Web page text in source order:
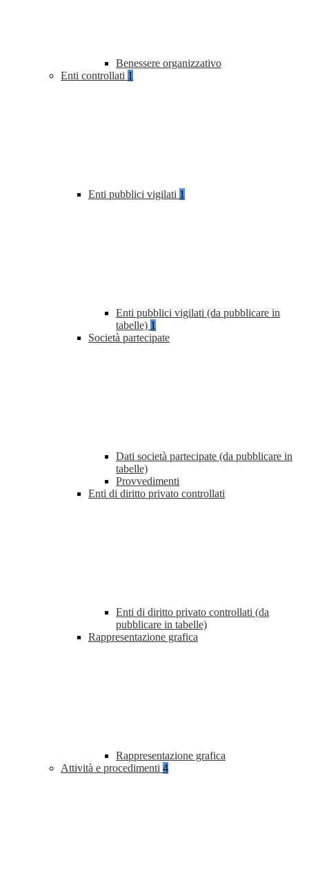
Benessere organizzativo
Enti controllati 1
Enti pubblici vigilati 1
Enti pubblici vigilati (da pubblicare in
tabelle) 1
Società partecipate
Dati società partecipate (da pubblicare in
tabelle)
Provvedimenti
Enti di diritto privato controllati
Enti di diritto privato controllati (da
pubblicare in tabelle)
Rappresentazione grafica
Rappresentazione grafica
Attività e procedimenti 4